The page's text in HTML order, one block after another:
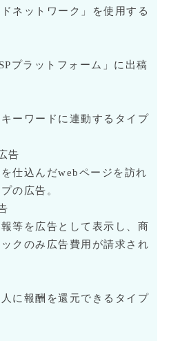
ネットワーク」を使用する
プラットフォーム」に出稿
ーワードに連動するタイプ
告
仕込んだwebページを訪れ
の広告。
等を広告として表示し、商
クのみ広告費用が請求され
に報酬を還元できるタイプ